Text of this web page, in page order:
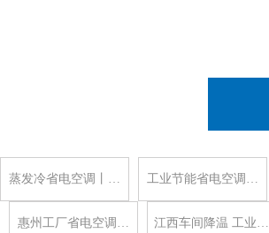
蒸发冷省电空调丨… 工业节能省电空调…
惠州工厂省电空调… 江西车间降温 工业…